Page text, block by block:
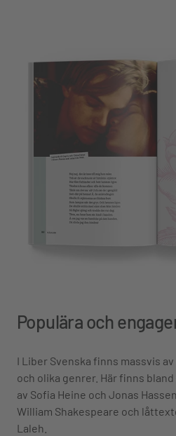
Populära och
I Liber Svenska finns massvis
och olika genrer. Här finns
av Sofia Heine och Jonas
William Shakespeare och
Laleh.